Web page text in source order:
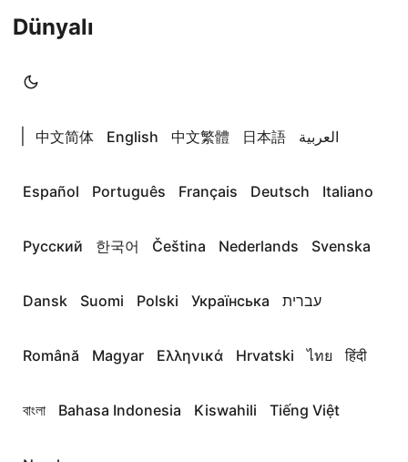
Dünyalı
中文简体 English 中文繁體 日本語 العربية
Español Português Français Deutsch Italiano
Русский 한국어 Čeština Nederlands Svenska
Dansk Suomi Polski Українська עברית
Română Magyar Ελληνικά Hrvatski ไทย हिंदी
বাংলা Bahasa Indonesia Kiswahili Tiếng Việt